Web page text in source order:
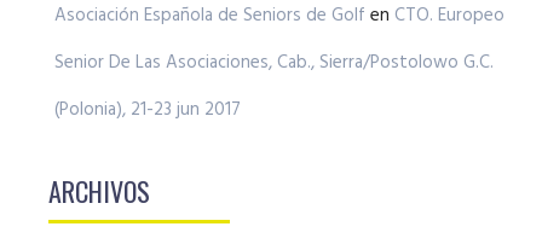
Asociación Española de Seniors de Golf en CTO. Europeo
Senior De Las Asociaciones, Cab., Sierra/Postolowo G.C.
(Polonia), 21-23 jun 2017
ARCHIVOS